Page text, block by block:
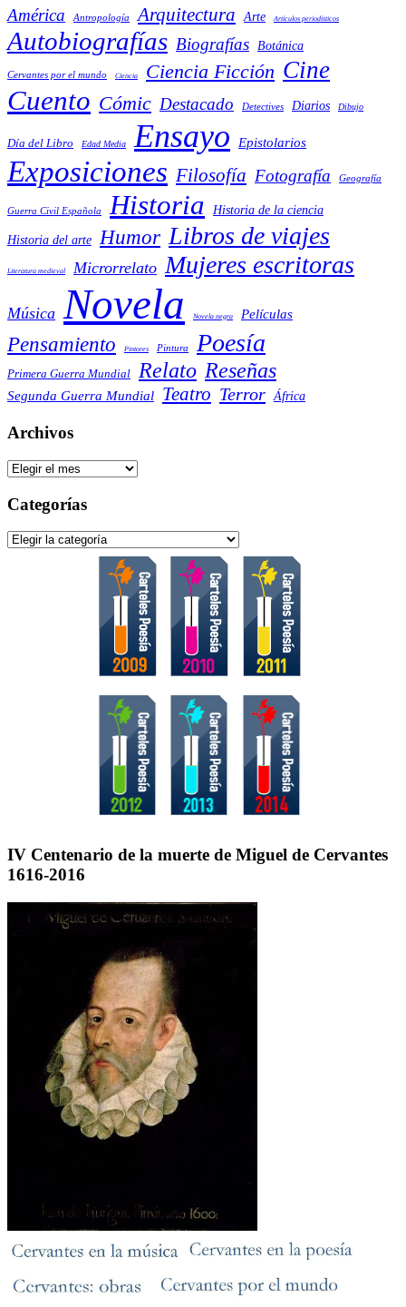
América Antropología Arquitectura Arte Artículos periodísticos
Autobiografías Biografías Botánica
Cervantes por el mundo Ciencia Ciencia Ficción Cine
Cuento Cómic Destacado Detectives Diarios Dibujo
Día del Libro Edad Media Ensayo Epistolarios
Exposiciones Filosofía Fotografía Geografía
Guerra Civil Española Historia Historia de la ciencia
Historia del arte Humor Libros de viajes
Literatura medieval Microrrelato Mujeres escritoras
Música Novela Novela negra Películas
Pensamiento Pintores Pintura Poesía
Primera Guerra Mundial Relato Reseñas
Segunda Guerra Mundial Teatro Terror África
Archivos
Archivos
Categorías
Categorías
IV Centenario de la muerte de Miguel de Cervantes
1616-2016